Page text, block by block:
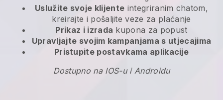
Uslužite svoje klijente integriranim chatom,
kreirajte i pošaljite veze za plaćanje
Prikaz i izrada kupona za popust
Upravljajte svojim kampanjama s utjecajima
Pristupite postavkama aplikacije
Dostupno na IOS-u i Androidu